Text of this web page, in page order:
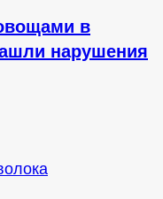
в
нарушения